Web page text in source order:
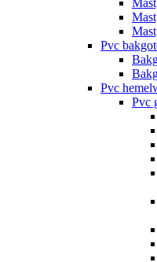
Pvc
Pvc
Pvc